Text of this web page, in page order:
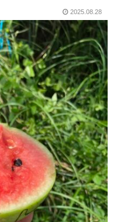
2025.08.28